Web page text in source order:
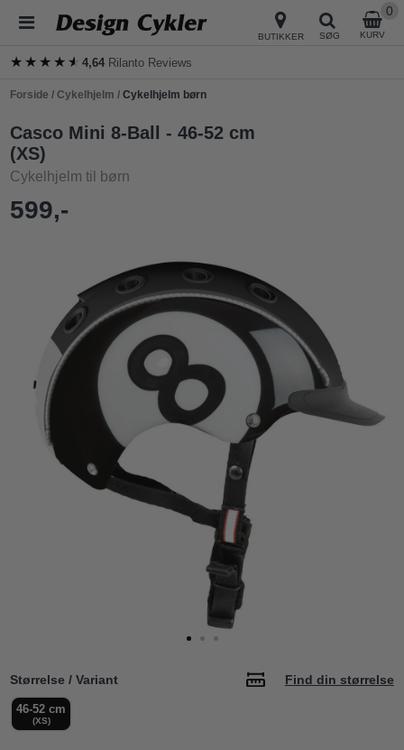
BUTIKKER SØG KURV
0
★★★★★
★★★★★4,64 Rilanto Reviews
Forside /Cykelhjelm /Cykelhjelm børn
Casco Mini 8-Ball - 46-52 cm
(XS)
Cykelhjelm til børn
599,-
Størrelse / Variant Find din størrelse
46-52 cm
(XS)